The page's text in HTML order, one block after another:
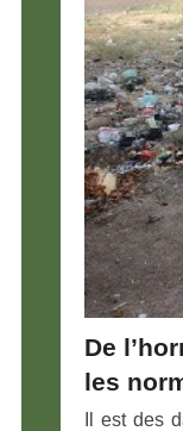
De
les
Il est des